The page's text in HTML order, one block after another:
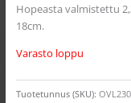
Hopeasta valmistettu
18cm.
Varasto loppu
Tuotetunnus (SKU): OVL230